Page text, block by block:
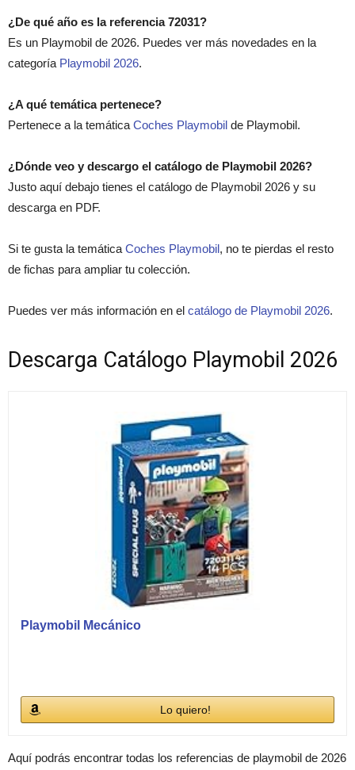
¿De qué año es la referencia 72031?
Es un Playmobil de 2026. Puedes ver más novedades en la
categoría Playmobil 2026.
¿A qué temática pertenece?
Pertenece a la temática Coches Playmobil de Playmobil.
¿Dónde veo y descargo el catálogo de Playmobil 2026?
Justo aquí debajo tienes el catálogo de Playmobil 2026 y su
descarga en PDF.
Si te gusta la temática Coches Playmobil, no te pierdas el resto
de fichas para ampliar tu colección.
Puedes ver más información en el catálogo de Playmobil 2026.
Descarga Catálogo Playmobil 2026
Playmobil Mecánico
Lo quiero!
Aquí podrás encontrar todas los referencias de playmobil de 2026